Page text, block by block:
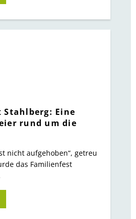
Eine
rund um die
nicht aufgehoben“, getreu
das Familienfest